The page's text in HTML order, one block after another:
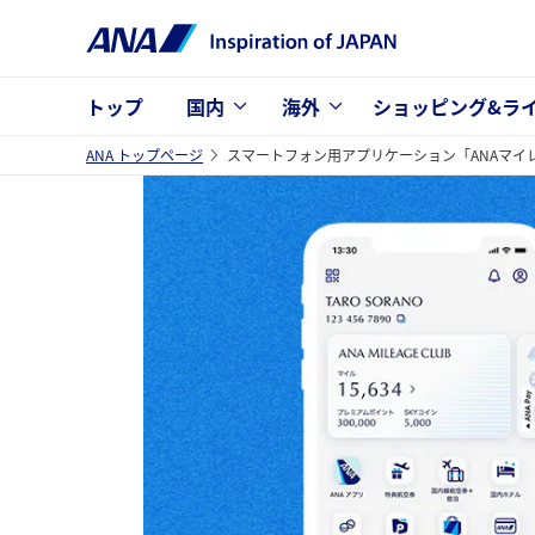
トップ 国内 海外 ショッピング&ラ
ANA トップページ スマートフォン用アプリケーション「ANAマイ